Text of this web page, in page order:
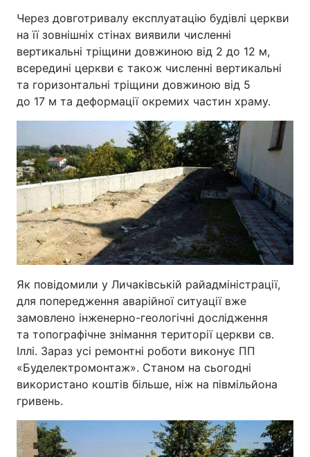
Через довготривалу експлуатацію будівлі церкви
на її зовнішніх стінах виявили численні
вертикальні тріщини довжиною від 2 до 12 м,
всередині церкви є також численні вертикальні
та горизонтальні тріщини довжиною від 5
до 17 м та деформації окремих частин храму.
Як повідомили у Личаківській райадміністрації,
для попередження аварійної ситуації вже
замовлено інженерно-геологічні дослідження
та топографічне знімання території церкви св.
Іллі. Зараз усі ремонтні роботи виконує ПП
«Буделектромонтаж». Станом на сьогодні
використано коштів більше, ніж на півмільйона
гривень.